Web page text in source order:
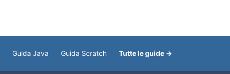
Guida Java Guida Scratch Tutte le guide →